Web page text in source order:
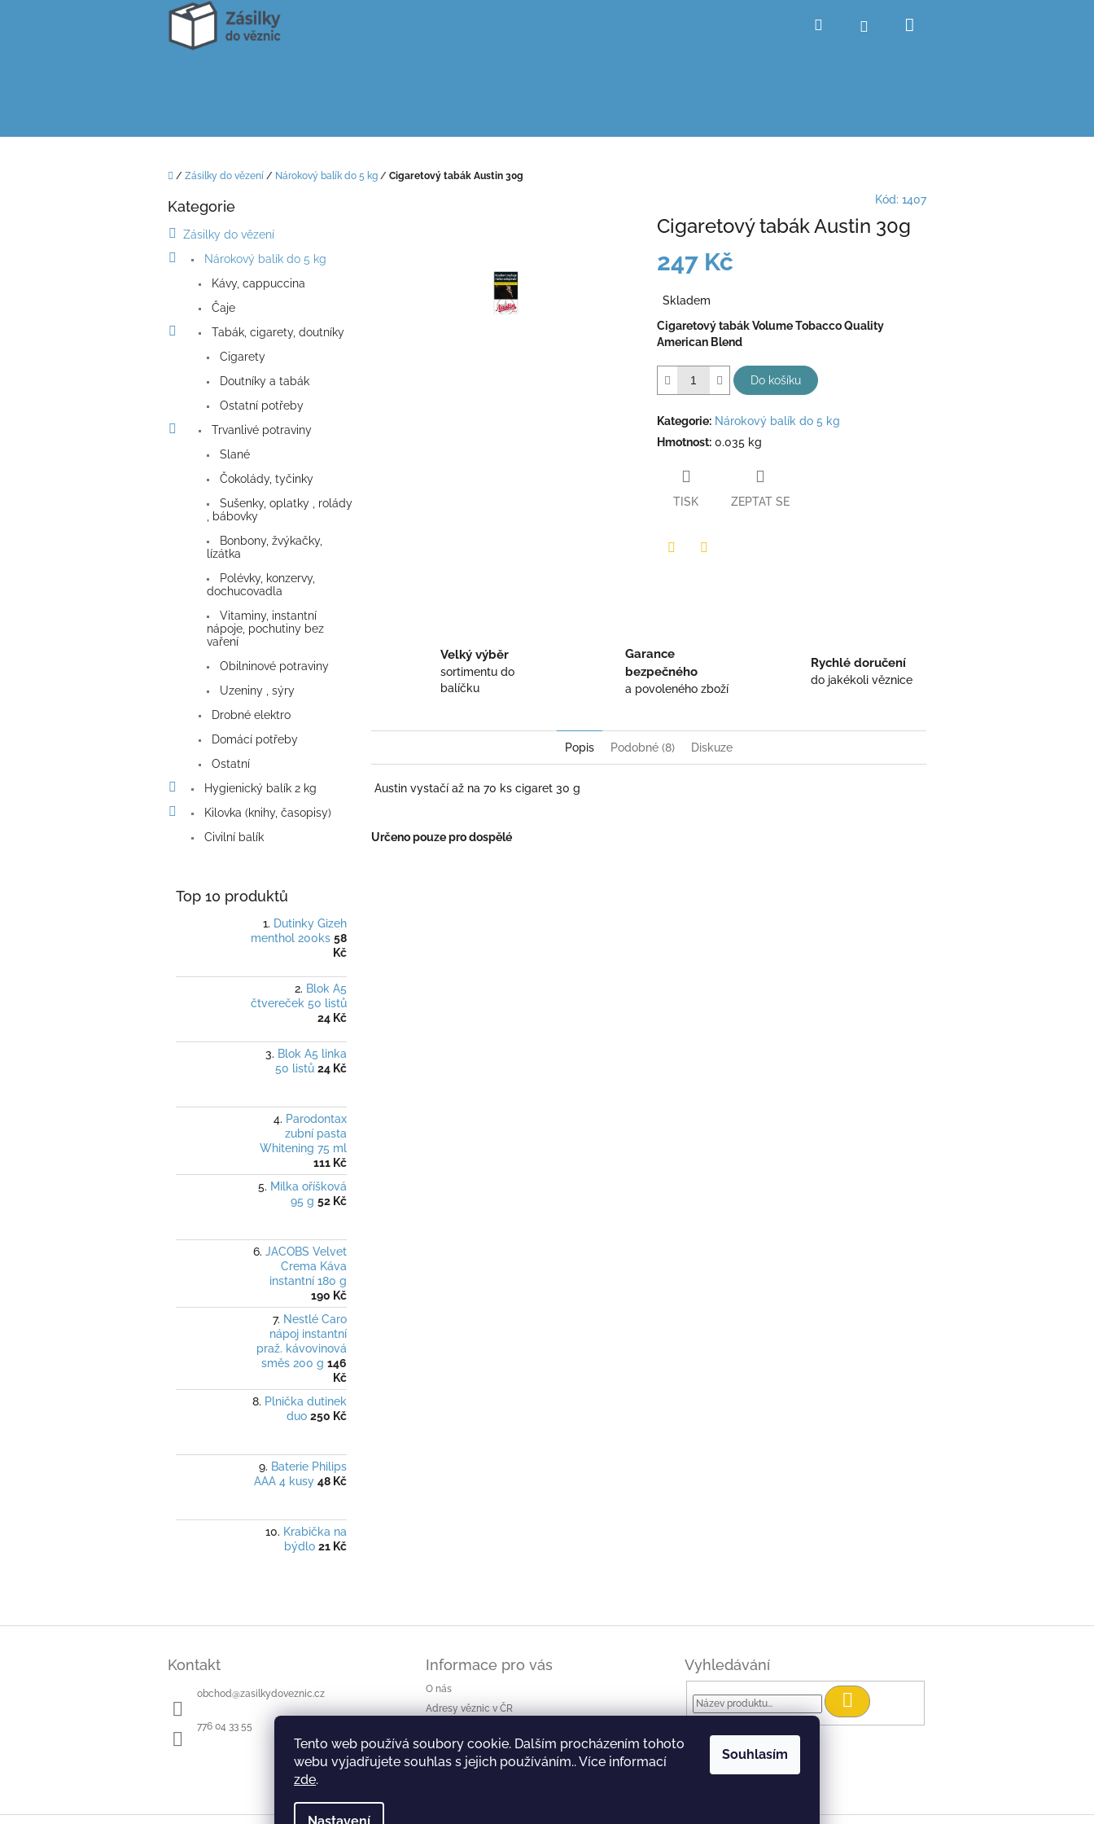
Tento web používá soubory cookie. Dalším procházením tohoto
webu vyjadřujete souhlas s jejich používáním.. Více informací
zde.
Souhlasím
Hledat Přihlášení
Domů
/ Zásilky do vězení / Nárokový balík do 5 kg / Cigaretový tabák Austin 30g
Přeskočit
Kategorie
Zásilky do vězení
Nárokový balík do 5 kg
Kávy, cappuccina
Čaje
Tabák, cigarety, doutníky
Cigarety
Doutníky a tabák
Ostatní potřeby
Trvanlivé potraviny
Slané
Čokolády, tyčinky
Sušenky, oplatky , rolády
, bábovky
Bonbony, žvýkačky,
lízátka
Polévky, konzervy,
dochucovadla
Vitaminy, instantní
nápoje, pochutiny bez
vaření
Obilninové potraviny
Uzeniny , sýry
Drobné elektro
Domácí potřeby
Ostatní
Hygienický balík 2 kg
Kilovka (knihy, časopisy)
Civilní balík
Top 10 produktů
Dutinky Gizeh
menthol 200ks 58
Kč
Blok A5
čtvereček 50 listů
24 Kč
Blok A5 linka
50 listů 24 Kč
Parodontax
zubní pasta
Whitening 75 ml
111 Kč
Milka oříšková
95 g 52 Kč
JACOBS Velvet
Crema Káva
instantní 180 g
190 Kč
Nestlé Caro
nápoj instantní
praž. kávovinová
směs 200 g 146
Kč
Plnička dutinek
duo 250 Kč
Baterie Philips
AAA 4 kusy 48 Kč
Krabička na
býdlo 21 Kč
Kód: 1407
Cigaretový tabák Austin 30g
247 Kč
cena:
Skladem
Cigaretový tabák Volume Tobacco Quality
American Blend
Do košíku
Kategorie: Nárokový balík do 5 kg
Hmotnost: 0.035 kg
TISK ZEPTAT SE
Velký výběr
sortimentu do
balíčku
Garance
bezpečného
a povoleného zboží
Rychlé doručení
do jakékoli věznice
Popis Podobné (8) Diskuze
Austin vystačí až na 70 ks cigaret 30 g
Určeno pouze pro dospělé
Kontakt
obchod@zasilkydoveznic.cz
776 04 33 55
Informace pro vás
O nás
Adresy věznic v ČR
Ke stažení
Obchodní podmínky
Vyhledávání
Hledat